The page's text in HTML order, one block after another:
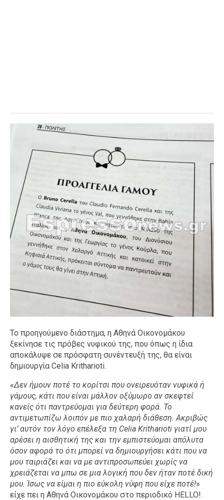
Το προηγούμενο διάστημα, η Αθηνά Οικονομάκου
ξεκίνησε τις πρόβες νυφικού της, που όπως η ίδια
αποκάλυψε σε πρόσφατη συνέντευξή της, θα είναι
δημιουργία Celia Kritharioti.
«Δεν ήμουν ποτέ το κορίτσι που ονειρευόταν νυφικά ή
γάμους, κάτι που είναι μάλλον οξύμωρο αν σκεφτεί
κανείς ότι παντρεύομαι για δεύτερη φορά. Το
αντιμετωπίζω λοιπόν με πιο χαλαρή διάθεση. Ακριβώς
γι’ αυτόν τον λόγο επέλεξα τη Celia Kritharioti γιατί μου
αρέσει η αισθητική της και την εμπιστεύομαι απόλυτα
όσον αφορά το ότι μπορεί να δημιουργήσει κάτι που να
μου ταιριάζει και να με αντιπροσωπεύει χωρίς να
χρειάζεται να μπω σε μια λογική που δεν ήταν ποτέ δική
μου. Ίσως να είμαι η πιο εύκολη νύφη που είχε ποτέ!»
είχε πει η Αθηνά Οικονομάκου στο περιοδικό HELLO!.